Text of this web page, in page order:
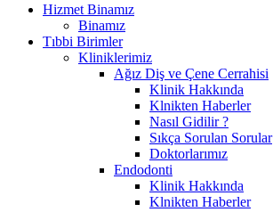
Hizmet Binamız
Binamız
Tıbbi Birimler
Kliniklerimiz
Ağız Diş ve Çene Cerrahisi
Klinik Hakkında
Klnikten Haberler
Nasıl Gidilir ?
Sıkça Sorulan Sorular
Doktorlarımız
Endodonti
Klinik Hakkında
Klnikten Haberler